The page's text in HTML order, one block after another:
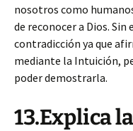
nosotros como
de reconocer a Dios.
contradicción ya que
mediante la Intuición,
poder demostrarla.
13.Explica